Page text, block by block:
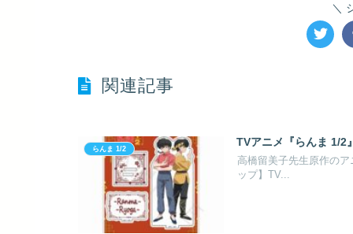
関連記事
らんま 1/2
TVアニメ『らんま 1/2
高橋留美子先生原作の
ップ】TV...